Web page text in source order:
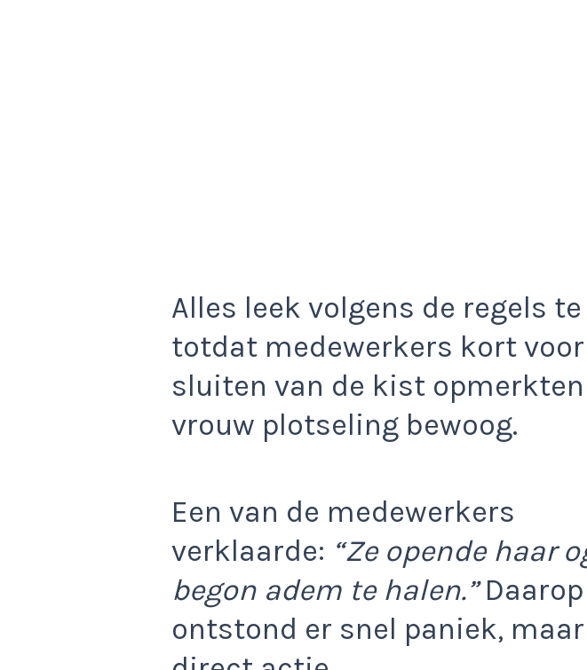
Alles leek volgens de regels
totdat medewerkers kort
sluiten van de kist
vrouw plotseling bewoog.
Een van de medewerkers
verklaarde: “Ze opende haar
begon adem te halen.”Daarop
ontstond er snel paniek,